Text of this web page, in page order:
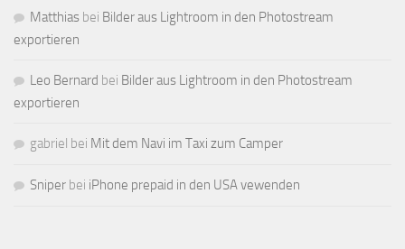
Matthias bei Bilder aus Lightroom in den Photostream
exportieren
Leo Bernard bei Bilder aus Lightroom in den Photostream
exportieren
gabriel bei Mit dem Navi im Taxi zum Camper
Sniper bei iPhone prepaid in den USA vewenden